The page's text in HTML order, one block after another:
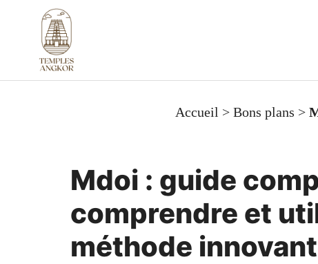
contenu
Accueil > Bons plans >
Mdoi : guide
comprendre et
méthode